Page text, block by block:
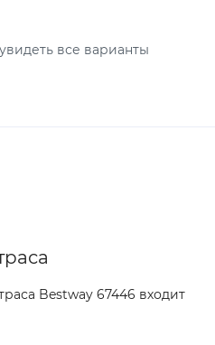
все варианты
Bestway 67446 входит